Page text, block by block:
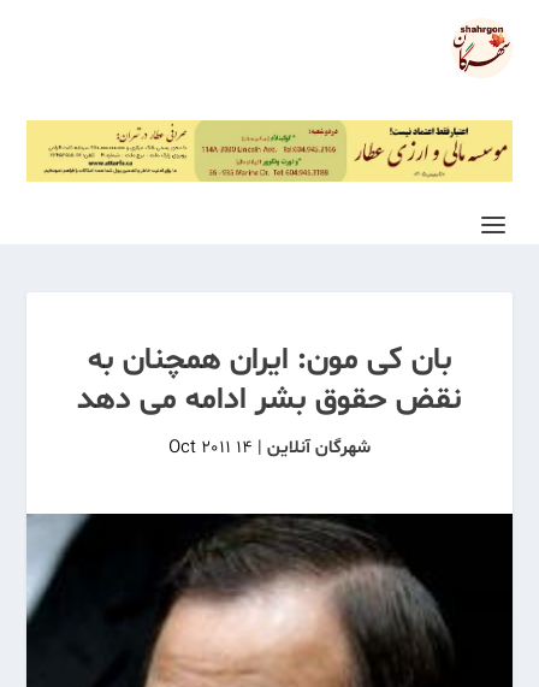
بان کی مون: ایران همچنان به
نقض حقوق بشر ادامه می دهد
شهرگان آنلاین |
14 Oct 2011